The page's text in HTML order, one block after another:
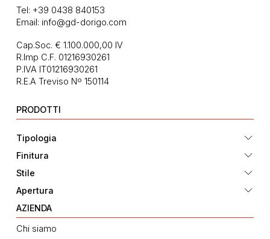
Tel: +39 0438 840153
Email: info@gd-dorigo.com
Cap.Soc. € 1.100.000,00 IV
R.Imp C.F. 01216930261
P.IVA IT01216930261
R.E.A Treviso Nº 150114
PRODOTTI
Tipologia
Finitura
Stile
Apertura
AZIENDA
Chi siamo